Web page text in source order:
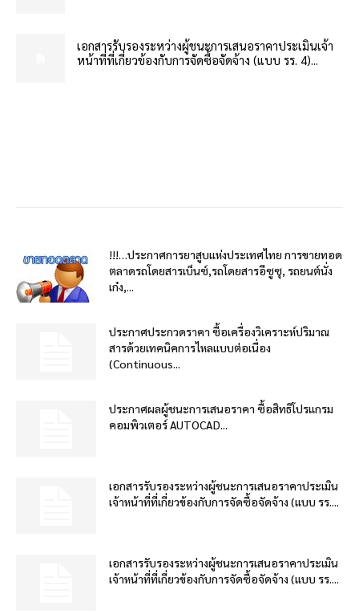
เอกสารรับรองระหว่างผู้ชนะการเสนอราคาประเมินเจ้า
หน้าที่ที่เกี่ยวข้องกับการจัดซื้อจัดจ้าง (แบบ รร. 4)...
!!!…ประกาศการยาสูบแห่งประเทศไทย การขายทอด
ตลาดรถโดยสารเบ็นซ์,รถโดยสารอีซูซุ, รถยนต์นั่ง
เก๋ง,...
ประกาศประกวดราคา ซื้อเครื่องวิเคราะห์ปริมาณ
สารด้วยเทคนิคการไหลแบบต่อเนื่อง
(Continuous...
ประกาศผลผู้ชนะการเสนอราคา ซื้อสิทธิโปรแกรม
คอมพิวเตอร์ AUTOCAD...
เอกสารรับรองระหว่างผู้ชนะการเสนอราคาประเมิน
เจ้าหน้าที่ที่เกี่ยวข้องกับการจัดซื้อจัดจ้าง (แบบ รร....
เอกสารรับรองระหว่างผู้ชนะการเสนอราคาประเมิน
เจ้าหน้าที่ที่เกี่ยวข้องกับการจัดซื้อจัดจ้าง (แบบ รร....